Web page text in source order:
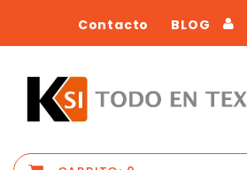
BLOG
Contacto